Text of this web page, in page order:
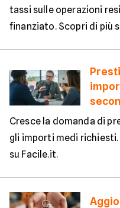
tassi sulle operazioni
finanziato. Scopri di più
Cresce la domanda di
gli importi medi richiesti.
su Facile.it.